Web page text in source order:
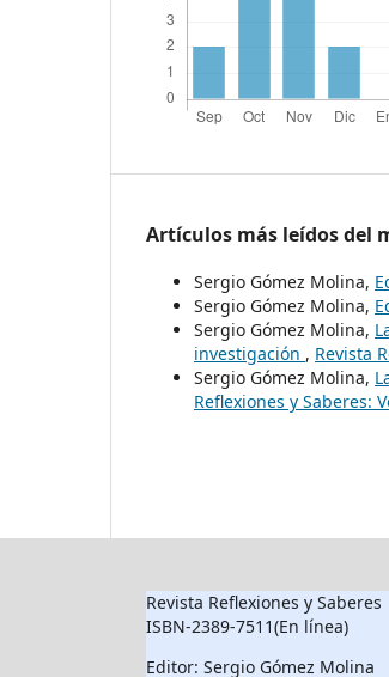
Artículos más leídos del
Sergio Gómez Molina,
Sergio Gómez Molina,
Sergio Gómez Molina,
investigación , Revista
Sergio Gómez Molina,
Reflexiones y Saberes:
Revista Reflexiones y Saberes
ISBN-2389-7511(En línea)
Editor: Sergio Gómez Molina